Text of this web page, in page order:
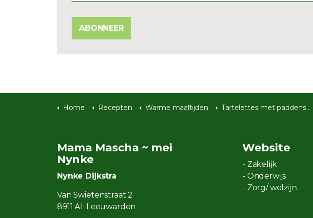
ABONNEER
Home Recepten Warme maaltijden Tartelettes met paddenstoelen
Mama Mascha ~ mei
Nynke
Nynke Dijkstra
Van Swietenstraat 2
8911 AL Leeuwarden
Website
- Zakelijk
- Onderwijs
- Zorg/ welzijn